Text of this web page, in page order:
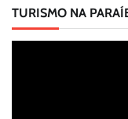
TURISMO NA